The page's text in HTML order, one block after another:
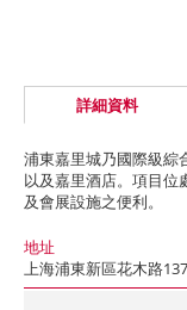
詳細資料
浦東嘉里城乃國際級綜
以及嘉里酒店。項目位
及會展設施之便利。
地址
上海浦東新區花木路